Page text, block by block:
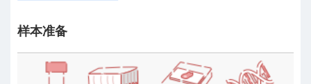
样本准备